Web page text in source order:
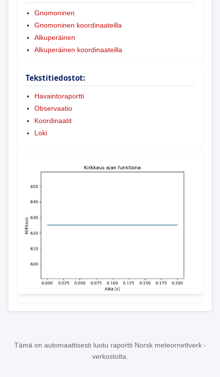
Gnomoninen
Gnomoninen koordinaateilla
Alkuperäinen
Alkuperäinen koordinaateilla
Tekstitiedostot:
Havaintoraportti
Observaatio
Koordinaatit
Loki
Tämä on automaattisesti luotu raportti Norsk meteornettverk -
verkostolta.